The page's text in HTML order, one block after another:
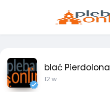
blać Pierdolona
12 w